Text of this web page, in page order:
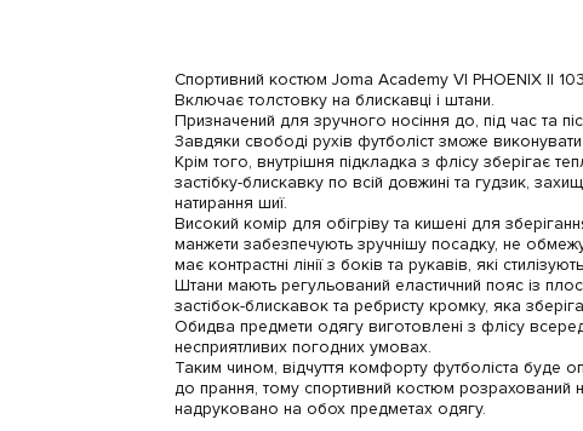
Спортивний костюм Joma Academy VI PHOENIX II
Включає толстовку на блискавці і штани.
Призначений для зручного носіння до, під час та
Завдяки свободі рухів футболіст зможе
Крім того, внутрішня підкладка з флісу зберігає
застібку-блискавку по всій довжині та гудзик,
натирання шиї.
Високий комір для обігріву та кишені для
манжети забезпечують зручнішу посадку, не
має контрастні лінії з боків та рукавів, які
Штани мають регульований еластичний пояс із
застібок-блискавок та ребристу кромку, яка
Обидва предмети одягу виготовлені з флісу
несприятливих погодних умовах.
Таким чином, відчуття комфорту футболіста буде
до прання, тому спортивний костюм розрахований
надруковано на обох предметах одягу.